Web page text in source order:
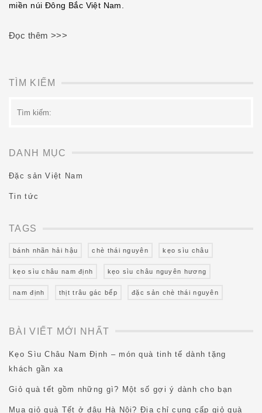
miền núi Đông Bắc Việt Nam.
Đọc thêm >>>
TÌM KIẾM
kiếm:
DANH MỤC
Đặc sản Việt Nam
Tin tức
TAGS
bánh nhãn hải hậu chè thái nguyên kẹo sìu châu
kẹo sìu châu nam định kẹo sìu châu nguyên hương
nam định thịt trâu gác bếp đặc sản chè thái nguyên
BÀI VIẾT MỚI NHẤT
Kẹo Sìu Châu Nam Định – món quà tinh tế dành tặng
khách gần xa
Giỏ quà tết gồm những gì? Một số gợi ý dành cho bạn
Mua giỏ quà Tết ở đâu Hà Nội? Địa chỉ cung cấp giỏ quà